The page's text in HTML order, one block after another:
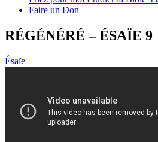
Faire un Don
RÉGÉNÉRÉ – ÉSAÏE 9
Ésaïe